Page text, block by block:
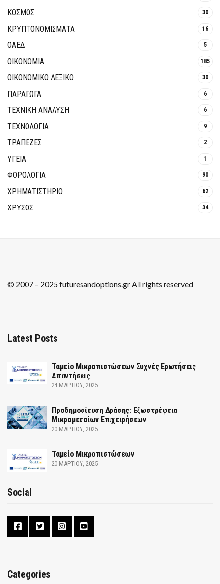
ΚΟΣΜΟΣ
30
ΚΡΥΠΤΟΝΟΜΊΣΜΑΤΑ 16
ΟΑΕΔ 5
ΟΙΚΟΝΟΜΙΑ 185
ΟΙΚΟΝΟΜΙΚΟ ΛΕΞΙΚΟ 30
ΠΑΡΑΓΩΓΑ 6
ΤΕΧΝΙΚΗ ΑΝΑΛΥΣΗ 6
ΤΕΧΝΟΛΟΓΙΑ 9
ΤΡΆΠΕΖΕΣ 2
ΥΓΕΙΑ 1
ΦΟΡΟΛΟΓΙΑ 90
ΧΡΗΜΑΤΙΣΤΗΡΙΟ 62
ΧΡΥΣΟΣ 34
© 2007 – 2025 futuresandoptions.gr All rights reserved
Latest Posts
Ταμείο Μικροπιστώσεων Συχνές Ερωτήσεις
Απαντήσεις
24 ΜΑΡΤΊΟΥ, 2025
Προδημοσίευση Δράσης: Εξωστρέφεια
Μικρομεσαίων Επιχειρήσεων
20 ΜΑΡΤΊΟΥ, 2025
Ταμείο Μικροπιστώσεων
20 ΜΑΡΤΊΟΥ, 2025
Social
Categories